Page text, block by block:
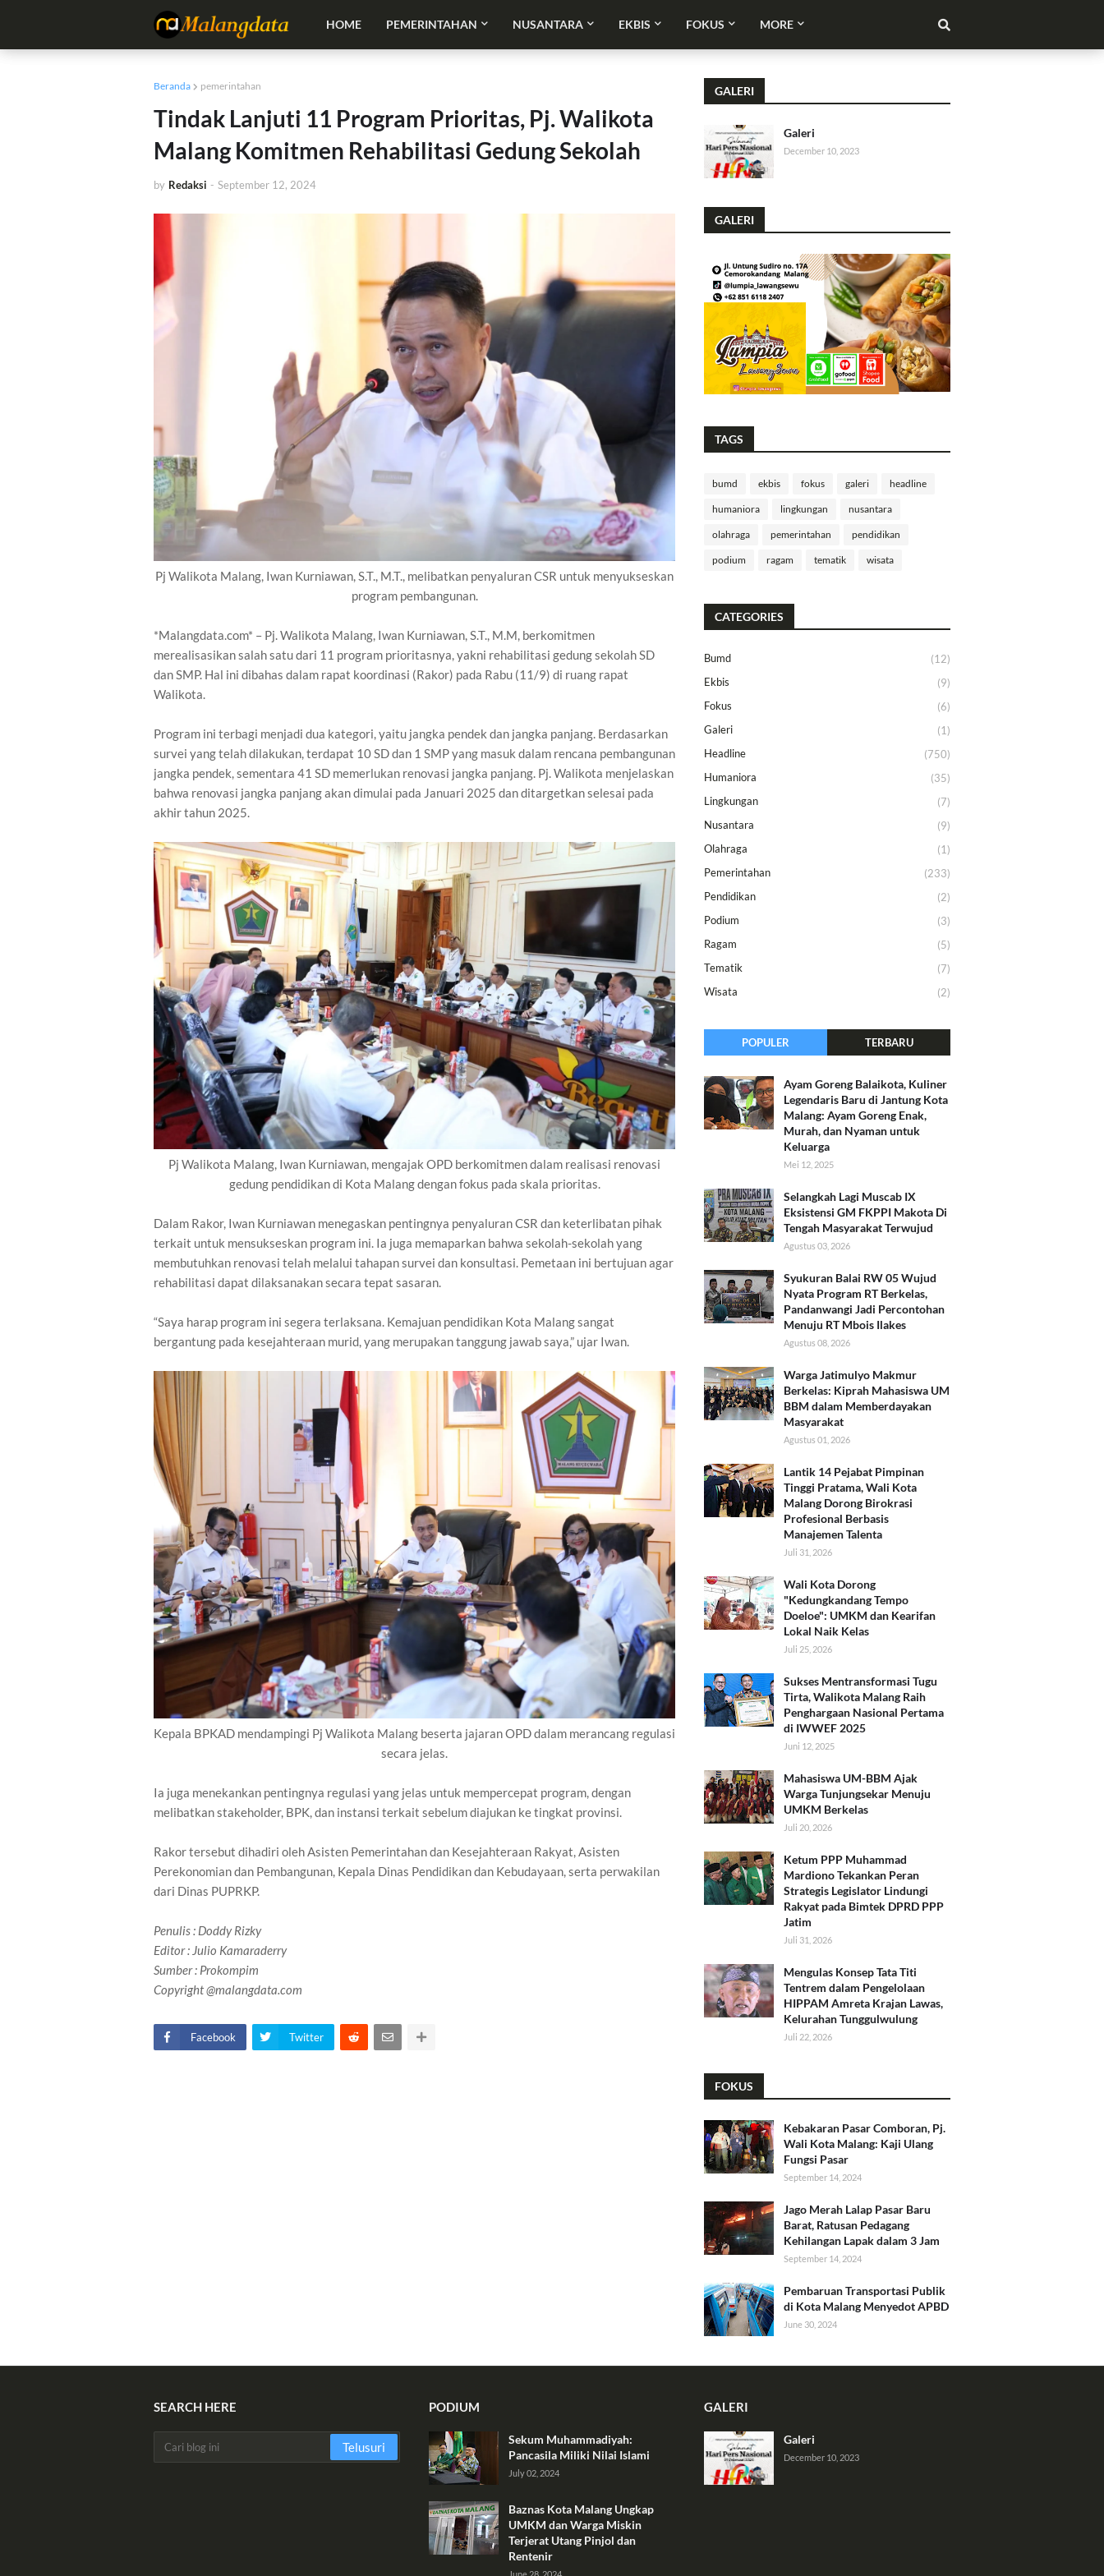
HOME PEMERINTAHAN NUSANTARA EKBIS FOKUS MORE
Beranda pemerintahan
Tindak Lanjuti 11 Program Prioritas, Pj. Walikota
Malang Komitmen Rehabilitasi Gedung Sekolah
by Redaksi - September 12, 2024
Pj Walikota Malang, Iwan Kurniawan, S.T., M.T., melibatkan penyaluran CSR untuk menyukseskan
program pembangunan.
*Malangdata.com* – Pj. Walikota Malang, Iwan Kurniawan, S.T., M.M, berkomitmen
merealisasikan salah satu dari 11 program prioritasnya, yakni rehabilitasi gedung sekolah SD
dan SMP. Hal ini dibahas dalam rapat koordinasi (Rakor) pada Rabu (11/9) di ruang rapat
Walikota.
Program ini terbagi menjadi dua kategori, yaitu jangka pendek dan jangka panjang. Berdasarkan
survei yang telah dilakukan, terdapat 10 SD dan 1 SMP yang masuk dalam rencana pembangunan
jangka pendek, sementara 41 SD memerlukan renovasi jangka panjang. Pj. Walikota menjelaskan
bahwa renovasi jangka panjang akan dimulai pada Januari 2025 dan ditargetkan selesai pada
akhir tahun 2025.
Pj Walikota Malang, Iwan Kurniawan, mengajak OPD berkomitmen dalam realisasi renovasi
gedung pendidikan di Kota Malang dengan fokus pada skala prioritas.
Dalam Rakor, Iwan Kurniawan menegaskan pentingnya penyaluran CSR dan keterlibatan pihak
terkait untuk mensukseskan program ini. Ia juga memaparkan bahwa sekolah-sekolah yang
membutuhkan renovasi telah melalui tahapan survei dan konsultasi. Pemetaan ini bertujuan agar
rehabilitasi dapat dilaksanakan secara tepat sasaran.
“Saya harap program ini segera terlaksana. Kemajuan pendidikan Kota Malang sangat
bergantung pada kesejahteraan murid, yang merupakan tanggung jawab saya,” ujar Iwan.
Kepala BPKAD mendampingi Pj Walikota Malang beserta jajaran OPD dalam merancang regulasi
secara jelas.
Ia juga menekankan pentingnya regulasi yang jelas untuk mempercepat program, dengan
melibatkan stakeholder, BPK, dan instansi terkait sebelum diajukan ke tingkat provinsi.
Rakor tersebut dihadiri oleh Asisten Pemerintahan dan Kesejahteraan Rakyat, Asisten
Perekonomian dan Pembangunan, Kepala Dinas Pendidikan dan Kebudayaan, serta perwakilan
dari Dinas PUPRKP.
Penulis: Doddy Rizky
Editor : Julio Kamaraderry
Sumber : Prokompim
Copyright @malangdata.com
Facebook Twitter
GALERI
Galeri
December 10, 2023
GALERI
TAGS
bumd ekbis fokus galeri headline
humaniora lingkungan nusantara
olahraga pemerintahan pendidikan
podium ragam tematik wisata
CATEGORIES
Bumd
(12)
Ekbis
(9)
Fokus
(6)
Galeri
(1)
Headline
(750)
Humaniora
(35)
Lingkungan
(7)
Nusantara
(9)
Olahraga
(1)
Pemerintahan
(233)
Pendidikan
(2)
Podium
(3)
Ragam
(5)
Tematik
(7)
Wisata
(2)
POPULER TERBARU
Ayam Goreng Balaikota, Kuliner
Legendaris Baru di Jantung Kota
Malang: Ayam Goreng Enak,
Murah, dan Nyaman untuk
Keluarga
Mei 12, 2025
Selangkah Lagi Muscab IX
Eksistensi GM FKPPI Makota Di
Tengah Masyarakat Terwujud
Agustus 03, 2026
Syukuran Balai RW 05 Wujud
Nyata Program RT Berkelas,
Pandanwangi Jadi Percontohan
Menuju RT Mbois Ilakes
Agustus 08, 2026
Warga Jatimulyo Makmur
Berkelas: Kiprah Mahasiswa UM
BBM dalam Memberdayakan
Masyarakat
Agustus 01, 2026
Lantik 14 Pejabat Pimpinan
Tinggi Pratama, Wali Kota
Malang Dorong Birokrasi
Profesional Berbasis
Manajemen Talenta
Juli 31, 2026
Wali Kota Dorong
"Kedungkandang Tempo
Doeloe": UMKM dan Kearifan
Lokal Naik Kelas
Juli 25, 2026
Sukses Mentransformasi Tugu
Tirta, Walikota Malang Raih
Penghargaan Nasional Pertama
di IWWEF 2025
Juni 12, 2025
Mahasiswa UM-BBM Ajak
Warga Tunjungsekar Menuju
UMKM Berkelas
Juli 20, 2026
Ketum PPP Muhammad
Mardiono Tekankan Peran
Strategis Legislator Lindungi
Rakyat pada Bimtek DPRD PPP
Jatim
Juli 31, 2026
​Mengulas Konsep Tata Titi
Tentrem dalam Pengelolaan
HIPPAM Amreta Krajan Lawas,
Kelurahan Tunggulwulung
Juli 22, 2026
FOKUS
Kebakaran Pasar Comboran, Pj.
Wali Kota Malang: Kaji Ulang
Fungsi Pasar
September 14, 2024
Jago Merah Lalap Pasar Baru
Barat, Ratusan Pedagang
Kehilangan Lapak dalam 3 Jam
September 14, 2024
Pembaruan Transportasi Publik
di Kota Malang Menyedot APBD
June 30, 2024
SEARCH HERE PODIUM
Sekum Muhammadiyah:
Pancasila Miliki Nilai Islami
July 02, 2024
Baznas Kota Malang Ungkap
UMKM dan Warga Miskin
Terjerat Utang Pinjol dan
Rentenir
GALERI
Galeri
December 10, 2023